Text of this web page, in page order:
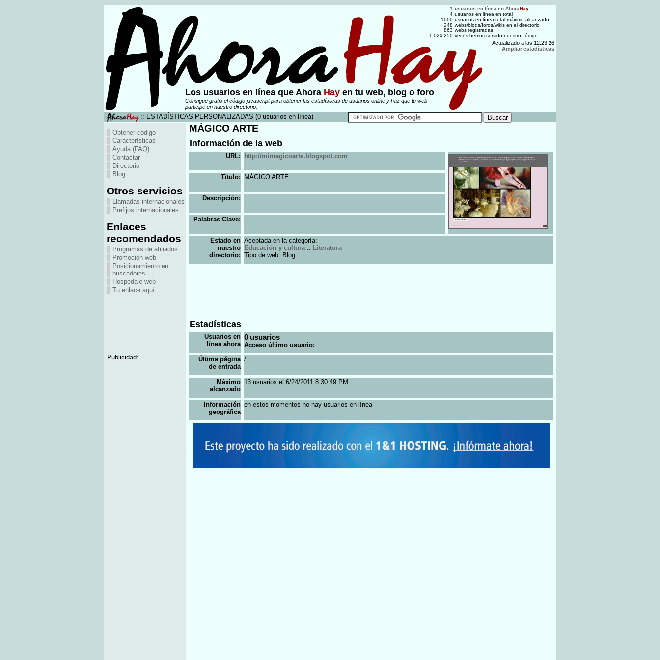
1
4
1000
248
863
1.024.250
usuarios en línea en AhoraHay
usuarios en línea en total
usuarios en línea total máximo alcanzado
webs/blogs/foros/wikis en el directorio
webs registradas
veces hemos servido nuestro código
Actualizado a las 12:23:26
Ampliar estadísticas
Los usuarios en línea que Ahora Hay en tu web, blog o foro
Consigue gratis el código javascript para obtener las estadísticas de usuarios online y haz que tu web
participe en nuestro directorio.
:: ESTADÍSTICAS PERSONALIZADAS (0 usuarios en línea)
Obtener código
Características
Ayuda (FAQ)
Contactar
Directorio
Blog
Otros servicios
Llamadas internacionales
Prefijos internacionales
Enlaces
recomendados
Programas de afiliados
Promoción web
Posicionamiento en
buscadores
Hospedaje web
Tu enlace aquí
Publicidad:
MÁGICO ARTE
Información de la web
URL: http://mimagicoarte.blogspot.com
Título: MÁGICO ARTE
Descripción:
Palabras Clave:
Estado en
nuestro
directorio:
Aceptada en la categoría:
Educación y cultura:: Literatura
Tipo de web: Blog
Estadísticas
Usuarios en
línea ahora
0 usuarios
Acceso último usuario:
Última página
de entrada
/
Máximo
alcanzado
13 usuarios el 6/24/2011 8:30:49 PM
Información
geográfica
en estos momentos no hay usuarios en línea